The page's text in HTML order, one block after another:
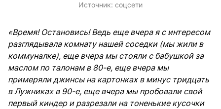
Источник: соцсети
«Время! Остановись! Ведь еще вчера я с интересом
разглядывала комнату нашей соседки (мы жили в
коммуналке), еще вчера мы стояли с бабушкой за
маслом по талонам в 80-е, еще вчера мы
примеряли джинсы на картонках в минус тридцать
в Лужниках в 90-е, еще вчера мы пробовали свой
первый киндер и разрезали на тоненькие кусочки